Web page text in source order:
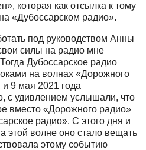
которая как отсылка к тому
«Дубоссарском радио».
под руководством Анны
силы на радио мне
Дубоссарское радио
на волнах «Дорожного
9 мая 2021 года
с удивлением услышали, что
вместо «Дорожного радио»
радио». С этого дня и
этой волне оно стало вещать
этому событию